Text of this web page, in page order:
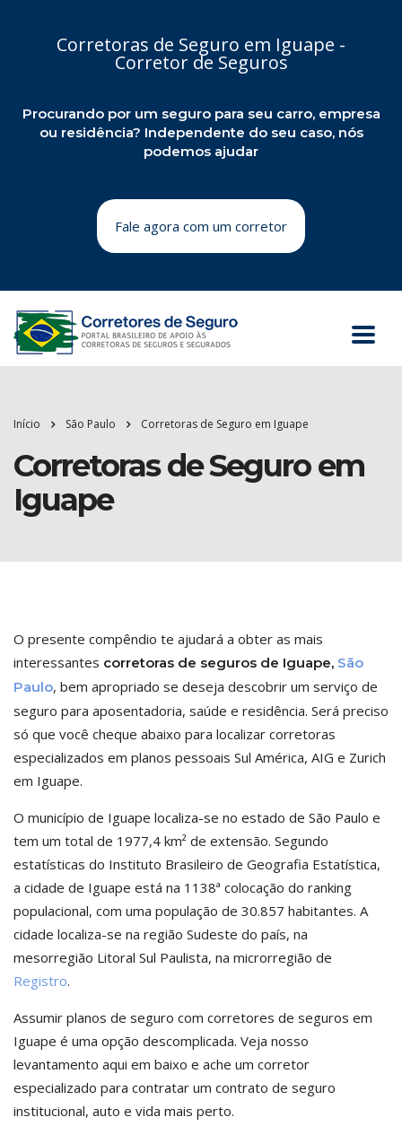
Corretoras de Seguro em Iguape -
Corretor de Seguros
Procurando por um seguro para seu carro, empresa
ou residência? Independente do seu caso, nós
podemos ajudar
Fale agora com um corretor
Início São Paulo Corretoras de Seguro em Iguape
Corretoras de Seguro em
Iguape
O presente compêndio te ajudará a obter as mais
interessantes corretoras de seguros de Iguape, São
Paulo, bem apropriado se deseja descobrir um serviço de
seguro para aposentadoria, saúde e residência. Será preciso
só que você cheque abaixo para localizar corretoras
especializados em planos pessoais Sul América, AIG e Zurich
em Iguape.
O município de Iguape localiza-se no estado de São Paulo e
tem um total de 1977,4 km² de extensão. Segundo
estatísticas do Instituto Brasileiro de Geografia Estatística,
a cidade de Iguape está na 1138ª colocação do ranking
populacional, com uma população de 30.857 habitantes. A
cidade localiza-se na região Sudeste do país, na
mesorregião Litoral Sul Paulista, na microrregião de
Registro.
Assumir planos de seguro com corretores de seguros em
Iguape é uma opção descomplicada. Veja nosso
levantamento aqui em baixo e ache um corretor
especializado para contratar um contrato de seguro
institucional, auto e vida mais perto.